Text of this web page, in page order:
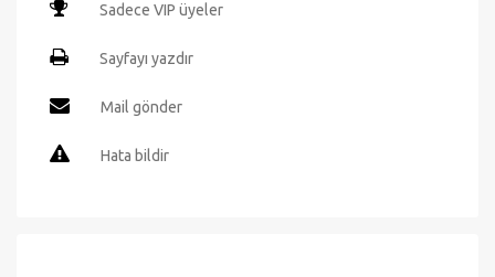
Sadece VIP üyeler
Sayfayı yazdır
Mail gönder
Hata bildir